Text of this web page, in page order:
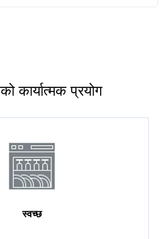
कार्यात्मक प्रयोग
स्वच्छ